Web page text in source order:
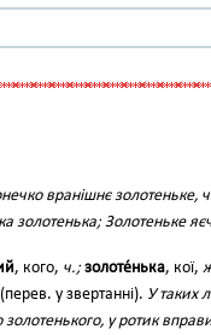
вранішнє золотеньке,
золотенька; Золотеньке
, кого, ч.; золоте́нька, кої,
у звертанні). У таких
у ротик